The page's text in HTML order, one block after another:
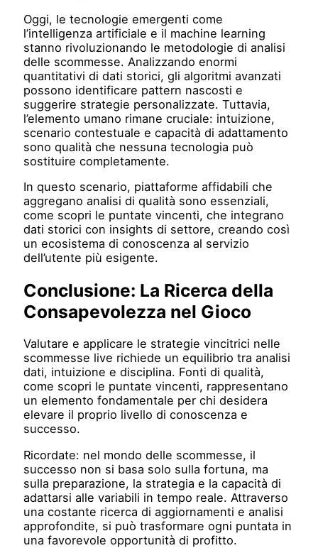
Oggi, le tecnologie emergenti come
l’intelligenza artificiale e il machine learning
stanno rivoluzionando le metodologie di analisi
delle scommesse. Analizzando enormi
quantitativi di dati storici, gli algoritmi avanzati
possono identificare pattern nascosti e
suggerire strategie personalizzate. Tuttavia,
l’elemento umano rimane cruciale: intuizione,
scenario contestuale e capacità di adattamento
sono qualità che nessuna tecnologia può
sostituire completamente.
In questo scenario, piattaforme affidabili che
aggregano analisi di qualità sono essenziali,
come scopri le puntate vincenti, che integrano
dati storici con insights di settore, creando così
un ecosistema di conoscenza al servizio
dell’utente più esigente.
Conclusione: La Ricerca della
Consapevolezza nel Gioco
Valutare e applicare le strategie vincitrici nelle
scommesse live richiede un equilibrio tra analisi
dati, intuizione e disciplina. Fonti di qualità,
come scopri le puntate vincenti, rappresentano
un elemento fondamentale per chi desidera
elevare il proprio livello di conoscenza e
successo.
Ricordate: nel mondo delle scommesse, il
successo non si basa solo sulla fortuna, ma
sulla preparazione, la strategia e la capacità di
adattarsi alle variabili in tempo reale. Attraverso
una costante ricerca di aggiornamenti e analisi
approfondite, si può trasformare ogni puntata in
una favorevole opportunità di profitto.